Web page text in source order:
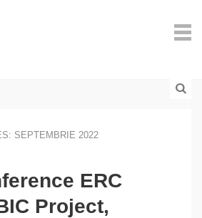
SEPTEMBRIE 2022
ERC
Project,